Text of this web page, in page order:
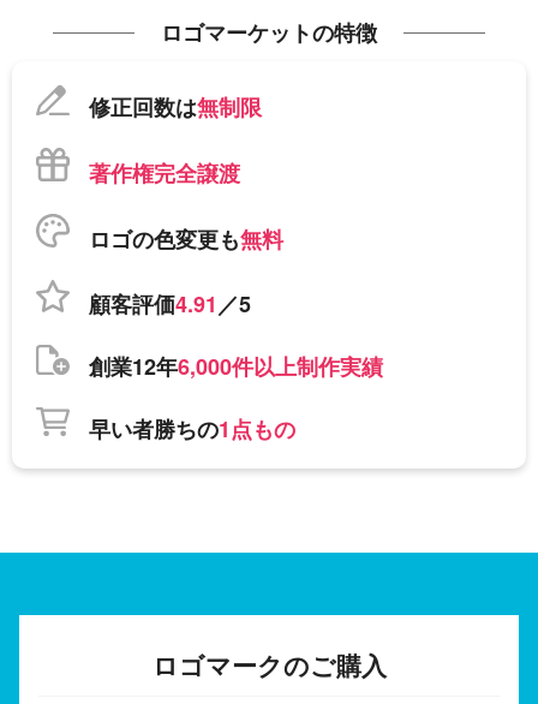
ロゴマーケットの特徴
修正回数は無制限
著作権完全譲渡
ロゴの色変更も無料
顧客評価4.91／5
創業12年6,000件以上制作実績
早い者勝ちの1点もの
ロゴマークのご購入